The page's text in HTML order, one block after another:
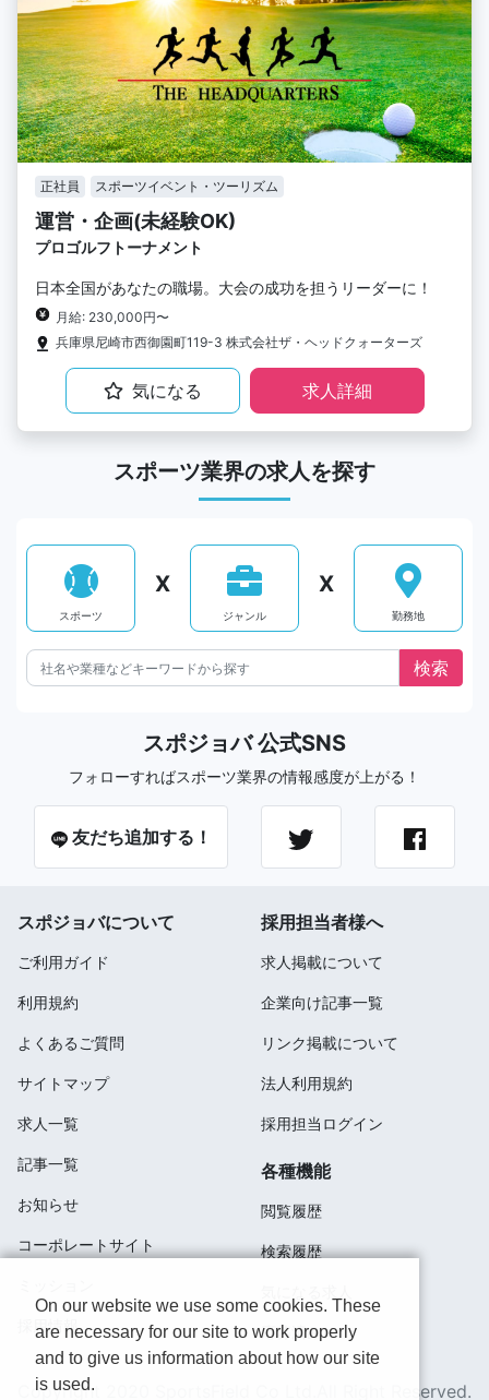
正社員 スポーツイベント・ツーリズム
運営・企画(未経験OK)
プロゴルフトーナメント
日本全国があなたの職場。大会の成功を担うリーダーに！
月給: 230,000円〜
兵庫県尼崎市西御園町119-3 株式会社ザ・ヘッドクォーターズ
気になる 求人詳細
スポーツ業界の求人を探す
スポーツ
X
ジャンル
X
勤務地
スポジョバ 公式SNS
フォローすればスポーツ業界の情報感度が上がる！
友だち追加する！
スポジョバについて
ご利用ガイド
利用規約
よくあるご質問
サイトマップ
求人一覧
記事一覧
お知らせ
コーポレートサイト
採用情報
採用担当者様へ
求人掲載について
企業向け記事一覧
リンク掲載について
法人利用規約
採用担当ログイン
各種機能
閲覧履歴
検索履歴
応募済み
Copyright 2020 SportsField Co Ltd.All Right Reserved.
On our website we use some cookies. These
are necessary for our site to work properly
and to give us information about how our site
is used.